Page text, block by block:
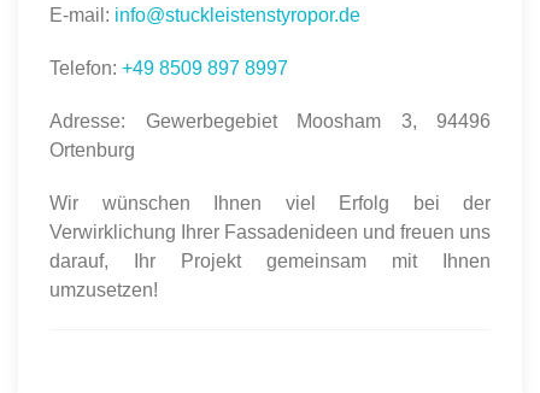
E-mail: info@stuckleistenstyropor.de
Telefon: +49 8509 897 8997
Adresse: Gewerbegebiet Moosham 3, 94496
Ortenburg
Wir wünschen Ihnen viel Erfolg bei der
Verwirklichung Ihrer Fassadenideen und freuen uns
darauf, Ihr Projekt gemeinsam mit Ihnen
umzusetzen!